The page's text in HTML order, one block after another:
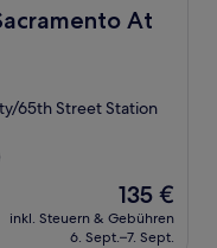
At
At Csus
65th Street Station
Der
Preis
beträgt
135 €
inkl. Steuern & Gebühren
6. Sept.–7. Sept.